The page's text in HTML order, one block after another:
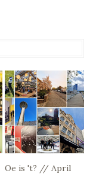
Oe is 't? // April